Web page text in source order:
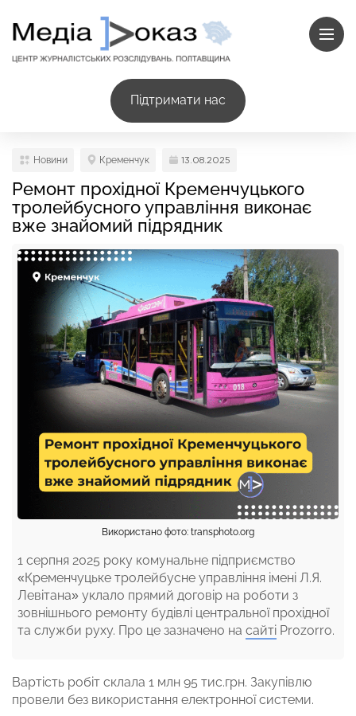
Підтримати нас
Новини Кременчук 13.08.2025
Ремонт прохідної Кременчуцького
тролейбусного управління виконає
вже знайомий підрядник
Використано фото: transphoto.org
1 серпня 2025 року комунальне підприємство
«Кременчуцьке тролейбусне управління імені Л.Я.
Левітана» уклало прямий договір на роботи з
зовнішнього ремонту будівлі центральної прохідної
та служби руху. Про це зазначено на сайті Prozorro.
Вартість робіт склала 1 млн 95 тис.грн. Закупівлю
провели без використання електронної системи.